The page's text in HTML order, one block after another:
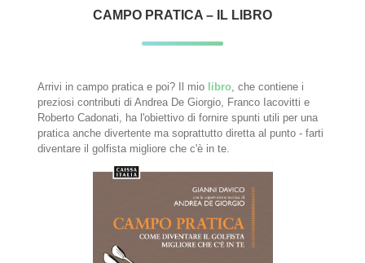
CAMPO PRATICA – IL LIBRO
Arrivi in campo pratica e poi? Il mio libro , che contiene i
preziosi contributi di Andrea De Giorgio, Franco Iacovitti e
Roberto Cadonati, ha l'obiettivo di fornire spunti utili per una
pratica anche divertente ma soprattutto diretta al punto - farti
diventare il golfista migliore che c'è in te.